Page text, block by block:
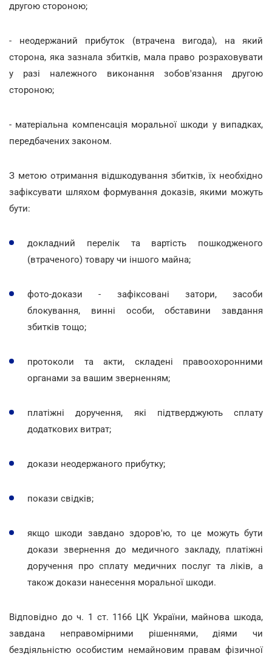
другою стороною;
- неодержаний прибуток (втрачена вигода), на який
сторона, яка зазнала збитків, мала право розраховувати
у разі належного виконання зобов'язання другою
стороною;
- матеріальна компенсація моральної шкоди у випадках,
передбачених законом.
З метою отримання відшкодування збитків, їх необхідно
зафіксувати шляхом формування доказів, якими можуть
бути:
докладний перелік та вартість пошкодженого
(втраченого) товару чи іншого майна;
фото-докази - зафіксовані затори, засоби
блокування, винні особи, обставини завдання
збитків тощо;
протоколи та акти, складені правоохоронними
органами за вашим зверненням;
платіжні доручення, які підтверджують сплату
додаткових витрат;
докази неодержаного прибутку;
покази свідків;
якщо шкоди завдано здоров'ю, то це можуть бути
докази звернення до медичного закладу, платіжні
доручення про сплату медичних послуг та ліків, а
також докази нанесення моральної шкоди.
Відповідно до ч. 1 ст. 1166 ЦК України, майнова шкода,
завдана неправомірними рішеннями, діями чи
бездіяльністю особистим немайновим правам фізичної